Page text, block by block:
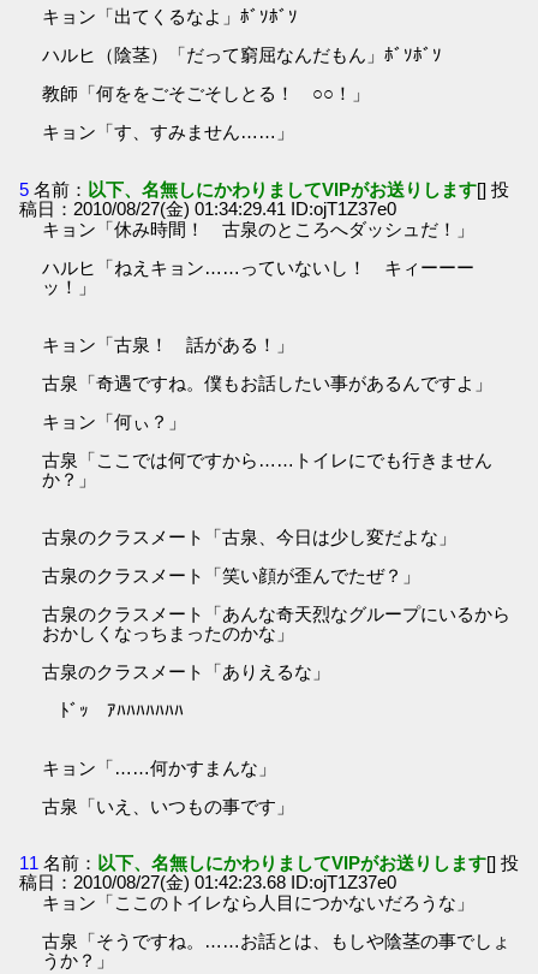
キョン「出てくるなよ」ﾎﾞｿﾎﾞｿ
ハルヒ（陰茎）「だって窮屈なんだもん」ﾎﾞｿﾎﾞｿ
教師「何ををごそごそしとる！ ○○！」
キョン「す、すみません……」
5 名前： 以下、名無しにかわりましてVIPがお送りします[] 投
稿日：2010/08/27(金) 01:34:29.41 ID:ojT1Z37e0
キョン「休み時間！ 古泉のところへダッシュだ！」
ハルヒ「ねえキョン……っていないし！ キィーーー
ッ！」
キョン「古泉！ 話がある！」
古泉「奇遇ですね。僕もお話したい事があるんですよ」
キョン「何ぃ？」
古泉「ここでは何ですから……トイレにでも行きません
か？」
古泉のクラスメート「古泉、今日は少し変だよな」
古泉のクラスメート「笑い顔が歪んでたぜ？」
古泉のクラスメート「あんな奇天烈なグループにいるから
おかしくなっちまったのかな」
古泉のクラスメート「ありえるな」
ﾄﾞｯ ｱﾊﾊﾊﾊﾊﾊﾊ
キョン「……何かすまんな」
古泉「いえ、いつもの事です」
11 名前： 以下、名無しにかわりましてVIPがお送りします[] 投
稿日：2010/08/27(金) 01:42:23.68 ID:ojT1Z37e0
キョン「ここのトイレなら人目につかないだろうな」
古泉「そうですね。……お話とは、もしや陰茎の事でしょ
うか？」